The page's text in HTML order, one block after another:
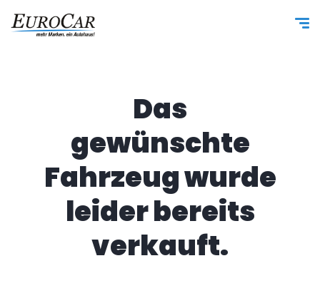
Das
gewünschte
Fahrzeug wurde
leider bereits
verkauft.